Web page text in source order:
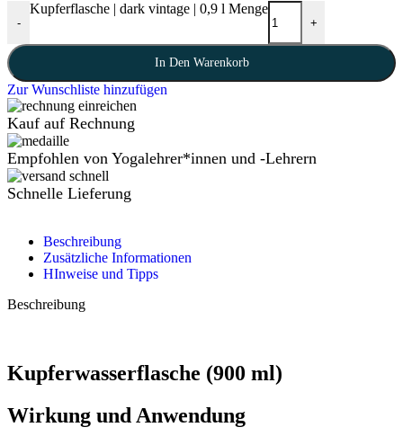
-
Kupferflasche | dark vintage | 0,9 l Menge
+
In Den Warenkorb
Zur Wunschliste hinzufügen
Kauf auf Rechnung
Empfohlen von Yogalehrer*innen und -Lehrern
Schnelle Lieferung
Beschreibung
Zusätzliche Informationen
HInweise und Tipps
Beschreibung
Kupferwasserflasche (900 ml)
Wirkung und Anwendung